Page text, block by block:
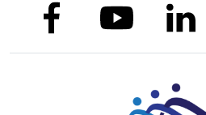
link to facebooklink to youtube